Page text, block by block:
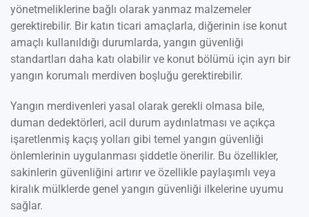
yönetmeliklerine bağlı olarak yanmaz malzemeler
gerektirebilir. Bir katın ticari amaçlarla, diğerinin ise konut
amaçlı kullanıldığı durumlarda, yangın güvenliği
standartları daha katı olabilir ve konut bölümü için ayrı bir
yangın korumalı merdiven boşluğu gerektirebilir.
Yangın merdivenleri yasal olarak gerekli olmasa bile,
duman dedektörleri, acil durum aydınlatması ve açıkça
işaretlenmiş kaçış yolları gibi temel yangın güvenliği
önlemlerinin uygulanması şiddetle önerilir. Bu özellikler,
sakinlerin güvenliğini artırır ve özellikle paylaşımlı veya
kiralık mülklerde genel yangın güvenliği ilkelerine uyumu
sağlar.